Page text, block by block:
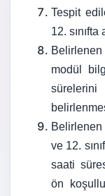
Tespit
12.
modül
ve 12.
saati
ön